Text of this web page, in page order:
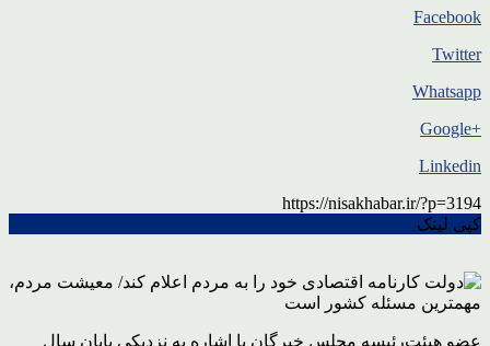
Facebook
Twitter
Whatsapp
+Google
Linkedin
https://nisakhabar.ir/?p=3194
کپی لینک
عضو هیئت‌رئیسه مجلس خبرگان با اشاره به نزدیکی پایان سال